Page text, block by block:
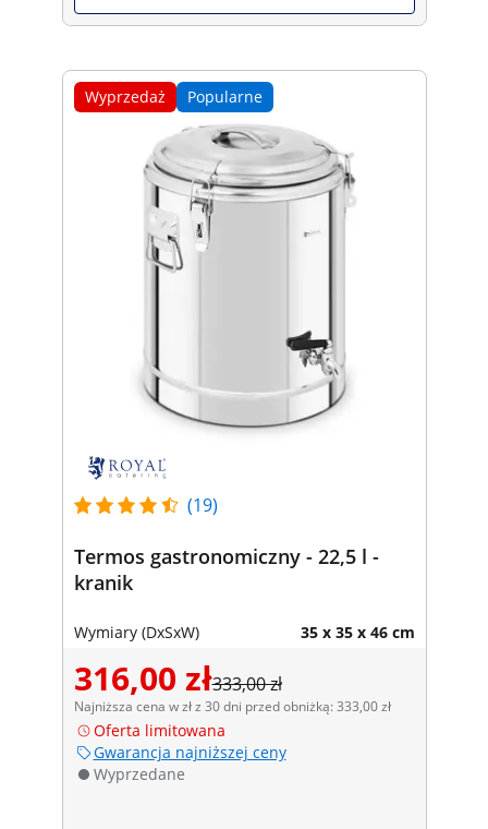
Wyprzedaż Popularne
(19)
Termos gastronomiczny - 22,5 l -
kranik
Wymiary (DxSxW) 35 x 35 x 46 cm
316,00 zł333,00 zł
Najniższa cena w zł z 30 dni przed obniżką: 333,00 zł
Oferta limitowana
Gwarancja najniższej ceny
Wyprzedane